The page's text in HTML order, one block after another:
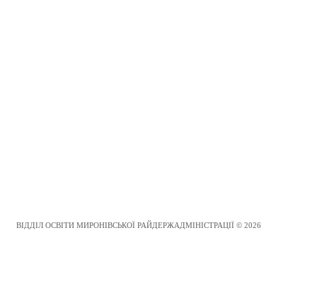
ВІДДІЛ ОСВІТИ МИРОНІВСЬКОЇ РАЙДЕРЖАДМІНІСТРАЦІЇ © 2026